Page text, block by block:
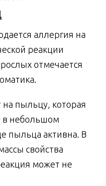
аллергия на
реакции
отмечается
на пыльцу, которая
в небольшом
пыльца активна. В
свойства
может не